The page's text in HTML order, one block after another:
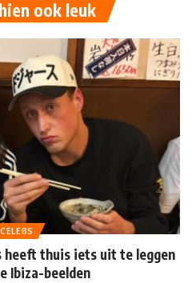
ook leuk
CELEBS
heeft thuis iets uit te leggen
Ibiza-beelden